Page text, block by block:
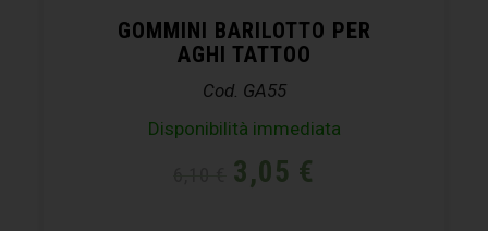
GOMMINI BARILOTTO PER
AGHI TATTOO
Cod. GA55
Disponibilità immediata
3,05 €